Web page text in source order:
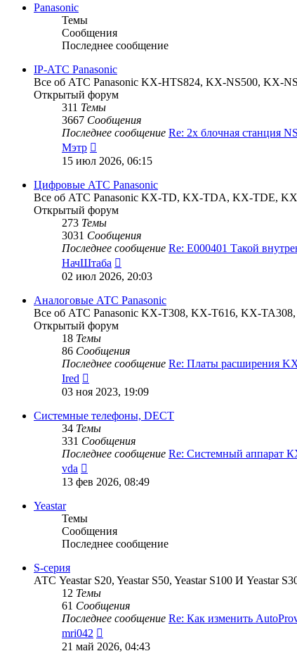
Panasonic
Темы
Сообщения
Последнее сообщение
IP-АТС Panasonic
Все об АТС Panasonic KX-HTS824, KX-NS500, KX-
Открытый форум
311 Темы
3667 Сообщения
Последнее сообщение Re: 2х блочная станция
Мэтр
к
последнему
сообщению
15 июл 2026, 06:15
Цифровые АТС Panasonic
Все об АТС Panasonic KX-TD, KX-TDA, KX-TDE,
Открытый форум
273 Темы
3031 Сообщения
Последнее сообщение Re: E000401 Такой
НачШтаба
последнему
сообщению
02 июл 2026, 20:03
Аналоговые АТС Panasonic
Все об АТС Panasonic KX-T308, KX-T616, KX-
Открытый форум
18 Темы
86 Сообщения
Последнее сообщение Re: Платы расширения
Ired
к
последнему
сообщению
03 ноя 2023, 19:09
Системные телефоны, DECT
34 Темы
331 Сообщения
Последнее сообщение Re: Системный аппарат
vda
к
последнему
13 фев 2026, 08:49
Yeastar
Темы
Сообщения
Последнее сообщение
S-серия
АТС Yeastar S20, Yeastar S50, Yeastar S100 И Yeastar
12 Темы
61 Сообщения
Последнее сообщение Re: Как изменить
mri042
к
последнему
21 май 2026, 04:43